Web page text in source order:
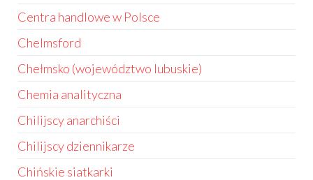
Centra handlowe w Polsce
Chelmsford
Chełmsko (województwo lubuskie)
Chemia analityczna
Chilijscy anarchiści
Chilijscy dziennikarze
Chińskie siatkarki